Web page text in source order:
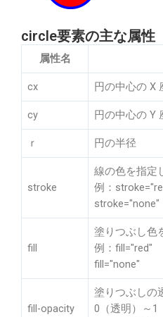
circle要素の主な属性
属性名
cx 円の中心の X
cy 円の中心の Y
ｒ 円の半径
stroke
線の色を指定
例：
stroke="none"
fill
塗りつぶし色
例：fill="red"
fill="none"
fill-opacity
塗りつぶしの
0（透明）～1